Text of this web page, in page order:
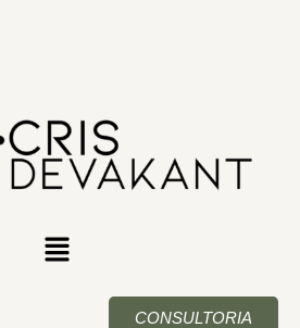
CONSULTORIA